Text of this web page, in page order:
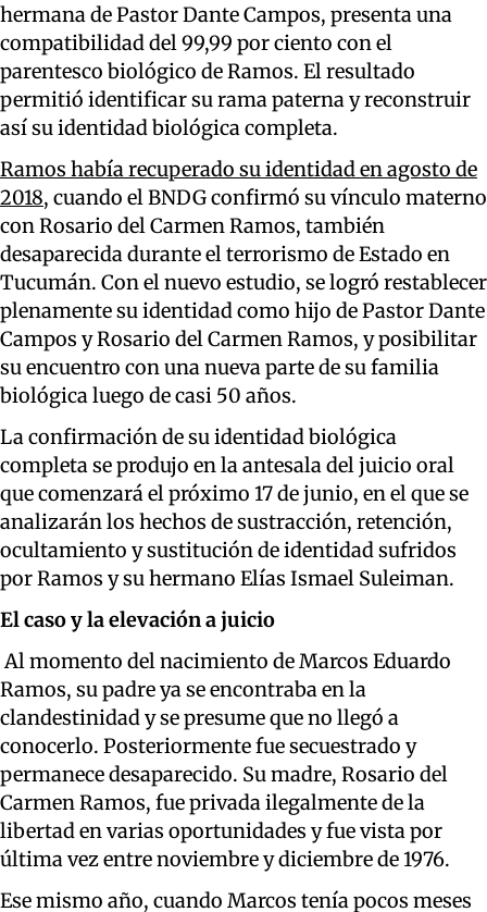
hermana de Pastor Dante Campos, presenta una
compatibilidad del 99,99 por ciento con el
parentesco biológico de Ramos. El resultado
permitió identificar su rama paterna y reconstruir
así su identidad biológica completa.
Ramos había recuperado su identidad en agosto de
2018, cuando el BNDG confirmó su vínculo materno
con Rosario del Carmen Ramos, también
desaparecida durante el terrorismo de Estado en
Tucumán. Con el nuevo estudio, se logró restablecer
plenamente su identidad como hijo de Pastor Dante
Campos y Rosario del Carmen Ramos, y posibilitar
su encuentro con una nueva parte de su familia
biológica luego de casi 50 años.
La confirmación de su identidad biológica
completa se produjo en la antesala del juicio oral
que comenzará el próximo 17 de junio, en el que se
analizarán los hechos de sustracción, retención,
ocultamiento y sustitución de identidad sufridos
por Ramos y su hermano Elías Ismael Suleiman.
El caso y la elevación a juicio
Al momento del nacimiento de Marcos Eduardo
Ramos, su padre ya se encontraba en la
clandestinidad y se presume que no llegó a
conocerlo. Posteriormente fue secuestrado y
permanece desaparecido. Su madre, Rosario del
Carmen Ramos, fue privada ilegalmente de la
libertad en varias oportunidades y fue vista por
última vez entre noviembre y diciembre de 1976.
Ese mismo año, cuando Marcos tenía pocos meses